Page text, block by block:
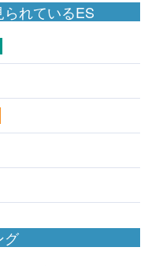
れているES
グ